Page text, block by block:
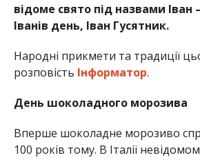
відоме свято під назвами Іван
Іванів день, Іван Гусятник.
Народні прикмети та традиції
розповість Інформатор.
День шоколадного морозива
Вперше шоколадне морозиво
100 років тому. В Італії